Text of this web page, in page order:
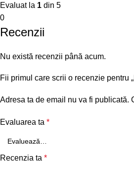
Evaluat la 1 din 5
0
Recenzii
Nu există recenzii până acum.
Fii primul care scrii o recenzie pentru
Adresa ta de email nu va fi publicată.
Evaluarea ta *
Recenzia ta *